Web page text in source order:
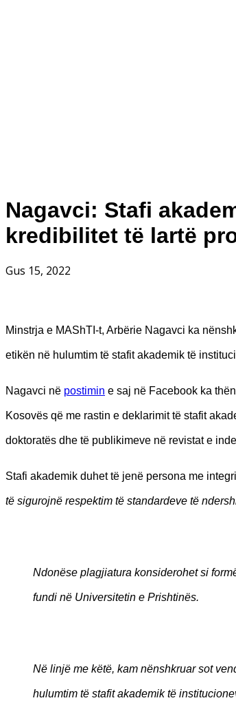
Nagavci: Stafi
kredibilitet të lartë
Gus 15, 2022
Minstrja e MAShTI-t, Arbërie Nagavci ka
etikën në hulumtim të stafit akademik të
Nagavci në postimin e saj në Facebook ka
Kosovës që me rastin e deklarimit të stafit
doktoratës dhe të publikimeve në revistat e
Stafi akademik duhet të jenë persona me
të sigurojnë respektim të standardeve të
Ndonëse plagjiatura konsiderohet si
fundi në Universitetin e Prishtinës.
Në linjë me këtë, kam nënshkruar sot
hulumtim të stafit akademik të